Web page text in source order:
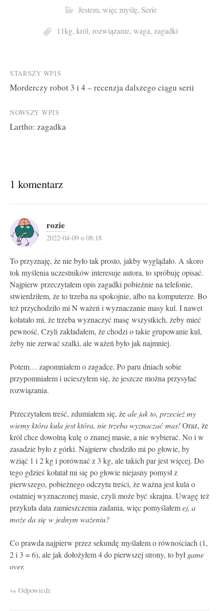
Jestem, więc myślę, Serie
11kg, król, rozwiązanie, waga, zagadki
Post
navigation
STARSZY WPIS
Morderczy robot 3 i 4 – recenzja dalszego ciągu serii
NOWSZY WPIS
Lartho: zagadka
1 komentarz
rozie
2022-04-09 o 08:18
To przyznaję, że nie było tak prosto, jakby wyglądało. A skoro
tok myślenia uczestników interesuje autora, to spróbuję opisać.
Najpierw przeczytałem opis zagadki pobieżnie na telefonie,
stwierdziłem, że to trzeba na spokojnie, albo na komputerze. Bo
też przychodziło mi N ważeń i wyznaczanie masy kul. I nawet
kołatało mi, że trzeba wyznaczyć masę wszystkich, żeby mieć
pewność. Czyli zakładałem, że chodzi o takie grupowanie kul,
żeby nie zerwać szalki, ale ważeń było jak najmniej.
Potem… zapomniałem o zagadce. Po paru dniach sobie
przypomniałem i ucieszyłem się, że jeszcze można przysyłać
rozwiązania.
Przeczytałem treść, zdumiałem się, żeale jak to, przecież my
wiemy która kula jest która, nie trzeba wyznaczać mas!Oraz, że
król chce dowolną kulę o znanej masie, a nie wybierać. No i w
zasadzie było z górki. Najpierw chodziło mi po głowie, by
wziąć 1 i 2 kg i porównać z 3 kg, ale takich par jest więcej. Do
tego gdzieś kołatał mi się po głowie niejasny pomysł z
pierwszego, pobieżnego odczytu treści, że ważna jest kula o
ostatniej wyznaczonej masie, czyli może być skrajna. Uwagę też
przykuła data zamieszczenia zadania, więc pomyślałemej, a
może da się w jednym ważeniu?
Co prawda najpierw przez sekundę myślałem o równościach (1,
2 i 3 = 6), ale jak dołożyłem 4 do pierwszej strony, to był game
over.
Odpowiedz